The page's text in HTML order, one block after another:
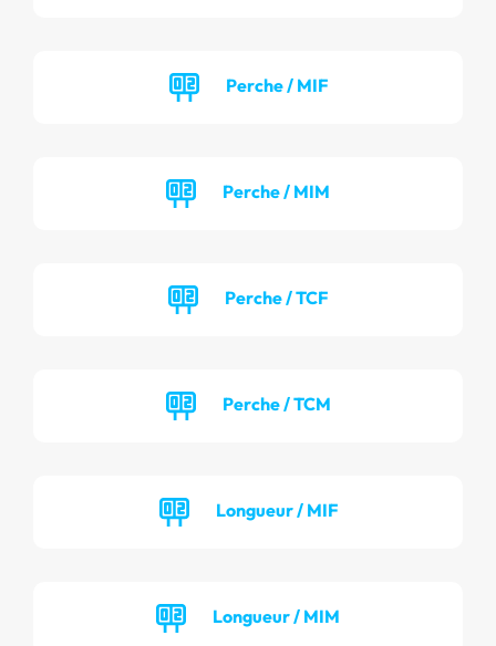
Perche / MIF
Perche / MIM
Perche / TCF
Perche / TCM
Longueur / MIF
Longueur / MIM